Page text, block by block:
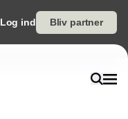
Log ind Bliv partner